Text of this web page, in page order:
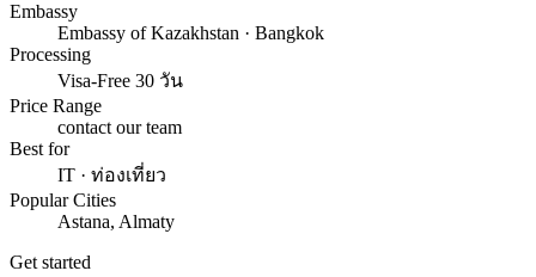
Embassy
Embassy of Kazakhstan · Bangkok
Processing
Visa-Free 30 วัน
Price Range
contact our team
Best for
IT · ท่องเที่ยว
Popular Cities
Astana, Almaty
Get started